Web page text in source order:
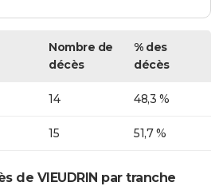
Nombre de
décès
% des
décès
14 48,3 %
15 51,7 %
de VIEUDRIN par tranche